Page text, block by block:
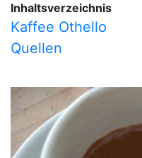
Inhaltsverzeichnis
Kaffee Othello
Quellen